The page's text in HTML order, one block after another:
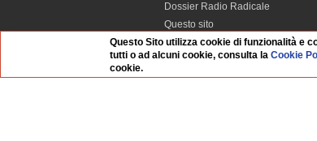
Dossier Radio Radicale
Questo sito
L'Archivio
Redazione
La musica da Requiem
Questo Sito utilizza cookie di funzionalità e
tutti o ad alcuni cookie, consulta laCookie
cookie.